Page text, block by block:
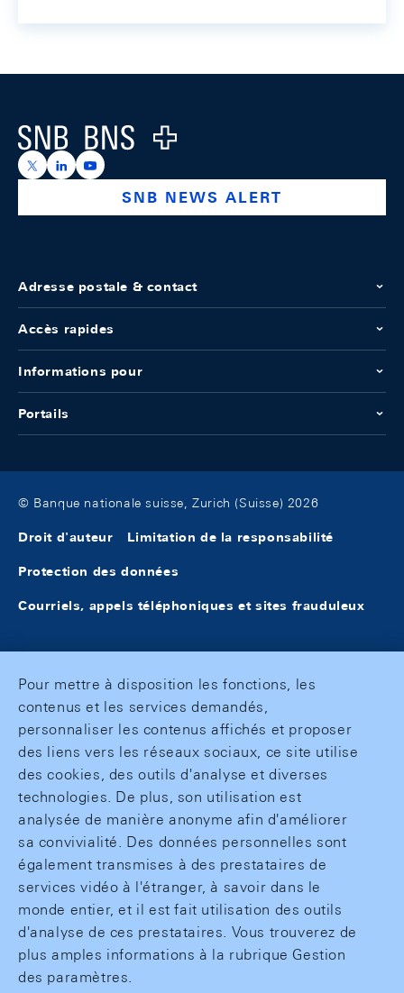
Logo
https://x.com/snb_bns
https://ch.linkedin.com/company/swiss-national-
https://www.youtube.com/@swissnationalbank
SNB NEWS ALERT
Adresse postale & contact
Accès rapides
Informations pour
Portails
© Banque nationale suisse, Zurich (Suisse) 2026
Droit d'auteur Limitation de la responsabilité
Protection des données
Courriels, appels téléphoniques et sites frauduleux
Pour mettre à disposition les fonctions, les
contenus et les services demandés,
personnaliser les contenus affichés et proposer
des liens vers les réseaux sociaux, ce site utilise
des cookies, des outils d'analyse et diverses
technologies. De plus, son utilisation est
analysée de manière anonyme afin d'améliorer
sa convivialité. Des données personnelles sont
également transmises à des prestataires de
services vidéo à l'étranger, à savoir dans le
monde entier, et il est fait utilisation des outils
d'analyse de ces prestataires. Vous trouverez de
plus amples informations à la rubrique Gestion
des paramètres.